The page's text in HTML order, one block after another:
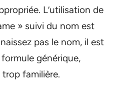
L’utilisation de
» suivi du nom est
pas le nom, il est
générique,
familière.